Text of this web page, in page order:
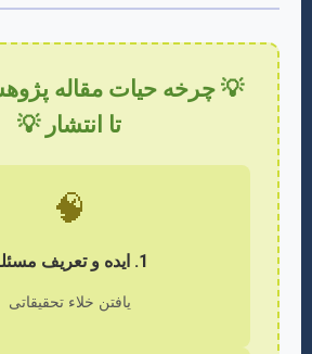
💡 چرخه حیات مقاله
تا انتشار 💡
🧠
1. ایده و تعریف مسئله
یافتن خلاء تحقیقاتی